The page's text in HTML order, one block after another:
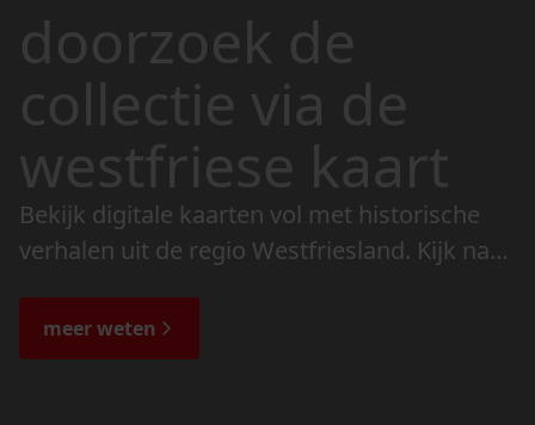
doorzoek de
collectie via de
westfriese kaart
Bekijk digitale kaarten vol met historische
verhalen uit de regio Westfriesland. Kijk naar
de bijzondere verhalen.
meer weten